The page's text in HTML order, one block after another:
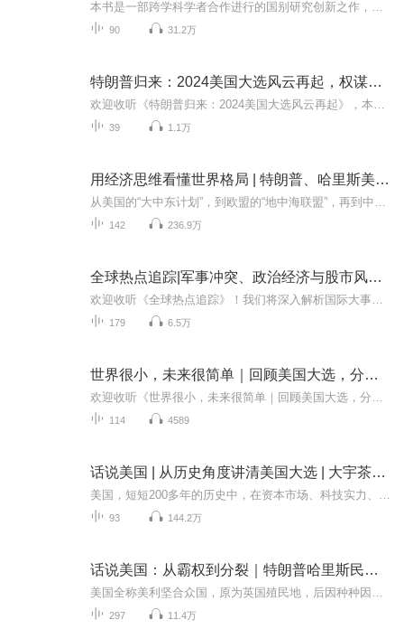
90 31.2万
特朗普归来：2024美国大选风云再起，权谋与争议交织的竞选之路
39 1.1万
用经济思维看懂世界格局 | 特朗普、哈里斯美国大选激战 | 揭秘美国、欧盟、中东背后的政治经济博弈 | 中美关系、美国大选、巴以战争、俄乌冲突热点事件全解 | 世界经济战争分析
142 236.9万
全球热点追踪|军事冲突、政治经济与股市风云|俄乌战争|巴以冲突|美国大选
179 6.5万
世界很小，未来很简单｜回顾美国大选，分析当今国际局势｜每日新闻｜新闻早餐
114 4589
话说美国 | 从历史角度讲清美国大选 | 大宇茶馆 | 特朗普哈里斯 | 美国总统选举谁将获胜？
93 144.2万
话说美国：从霸权到分裂｜特朗普哈里斯民主党共和党｜解读真实的美国历史｜二战冷战、霸权主义、中美博弈、美国大选
297 11.4万